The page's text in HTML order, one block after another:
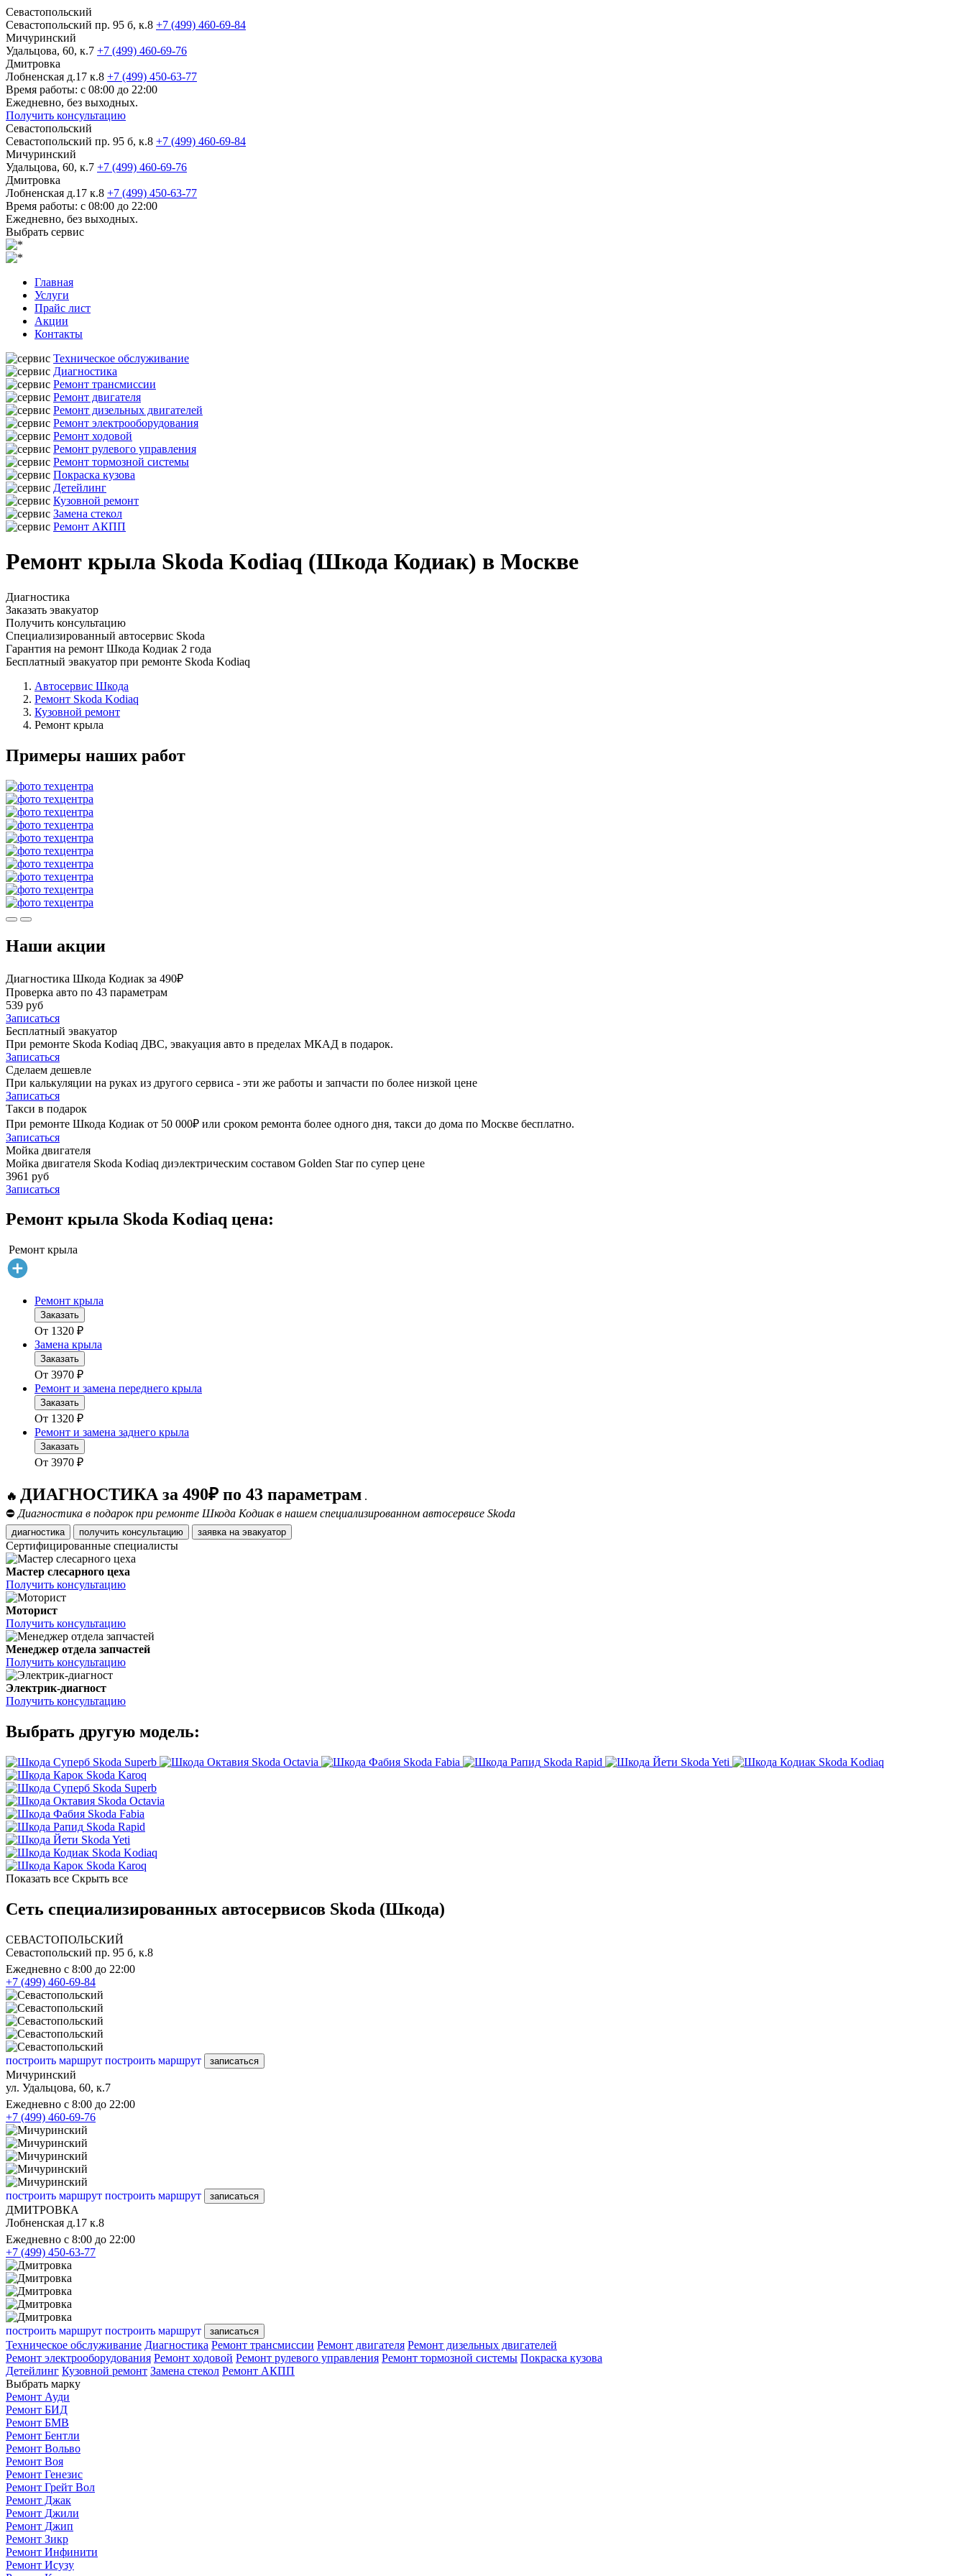
Севастопольский
Севастопольский пр. 95 б, к.8 +7 (499) 460-69-84
Мичуринский
Удальцова, 60, к.7 +7 (499) 460-69-76
Дмитровка
Лобненская д.17 к.8 +7 (499) 450-63-77
Время работы: с 08:00 до 22:00
Ежедневно, без выходных.
Получить консультацию
Севастопольский
Севастопольский пр. 95 б, к.8 +7 (499) 460-69-84
Мичуринский
Удальцова, 60, к.7 +7 (499) 460-69-76
Дмитровка
Лобненская д.17 к.8 +7 (499) 450-63-77
Время работы: с 08:00 до 22:00
Ежедневно, без выходных.
Выбрать сервис
Главная
Услуги
Прайс лист
Акции
Контакты
Техническое обслуживание
Диагностика
Ремонт трансмиссии
Ремонт двигателя
Ремонт дизельных двигателей
Ремонт электрооборудования
Ремонт ходовой
Ремонт рулевого управления
Ремонт тормозной системы
Покраска кузова
Детейлинг
Кузовной ремонт
Замена стекол
Ремонт АКПП
Ремонт крыла Skoda Kodiaq (Шкода Кодиак) в Москве
Диагностика
Заказать эвакуатор
Получить консультацию
Специализированный автосервис Skoda
Гарантия на ремонт Шкода Кодиак 2 года
Бесплатный эвакуатор при ремонте Skoda Kodiaq
Автосервис Шкода
Ремонт Skoda Kodiaq
Кузовной ремонт
Ремонт крыла
Примеры наших работ
Наши акции
Диагностика Шкода Кодиак за 490₽
Проверка авто по 43 параметрам
539 руб
Записаться
Бесплатный эвакуатор
При ремонте Skoda Kodiaq ДВС, эвакуация авто в пределах МКАД в подарок.
Записаться
Сделаем дешевле
При калькуляции на руках из другого сервиса - эти же работы и запчасти по более низкой цене
Записаться
Такси в подарок
При ремонте Шкода Кодиак от 50 000₽ или сроком ремонта более одного дня, такси до дома по Москве бесплатно.
Записаться
Мойка двигателя
Мойка двигателя Skoda Kodiaq диэлектрическим составом Golden Star по супер цене
3961 руб
Записаться
Ремонт крыла Skoda Kodiaq цена:
Ремонт крыла
Ремонт крыла
Заказать
От 1320 ₽
Замена крыла
Заказать
От 3970 ₽
Ремонт и замена переднего крыла
Заказать
От 1320 ₽
Ремонт и замена заднего крыла
Заказать
От 3970 ₽
🔥 ДИАГНОСТИКА за 490₽ по 43 параметрам .
⛔ Диагностика в подарок при ремонте Шкода Кодиак в нашем специализированном автосервисе Skoda
диагностика получить консультацию заявка на эвакуатор
Сертифицированные специалисты
Мастер слесарного цеха
Получить консультацию
Моторист
Получить консультацию
Менеджер отдела запчастей
Получить консультацию
Электрик-диагност
Получить консультацию
Выбрать другую модель:
Skoda Superb Skoda Octavia Skoda Fabia Skoda Rapid Skoda Yeti
Skoda Kodiaq
Skoda Karoq
Skoda Superb
Skoda Octavia
Skoda Fabia
Skoda Rapid
Skoda Yeti
Skoda Kodiaq
Skoda Karoq
Показать все Скрыть все
Сеть специализированных автосервисов Skoda (Шкода)
СЕВАСТОПОЛЬСКИЙ
Севастопольский пр. 95 б, к.8
Ежедневно с 8:00 до 22:00
+7 (499) 460-69-84
построить маршрут построить маршрут записаться
Мичуринский
ул. Удальцова, 60, к.7
Ежедневно с 8:00 до 22:00
+7 (499) 460-69-76
построить маршрут построить маршрут записаться
ДМИТРОВКА
Лобненская д.17 к.8
Ежедневно с 8:00 до 22:00
+7 (499) 450-63-77
построить маршрут построить маршрут записаться
Техническое обслуживание Диагностика Ремонт трансмиссии Ремонт двигателя Ремонт дизельных двигателей
Ремонт электрооборудования Ремонт ходовой Ремонт рулевого управления Ремонт тормозной системы Покраска кузова
Детейлинг Кузовной ремонт Замена стекол Ремонт АКПП
Выбрать марку
Ремонт Ауди
Ремонт БИД
Ремонт БМВ
Ремонт Бентли
Ремонт Вольво
Ремонт Воя
Ремонт Генезис
Ремонт Грейт Вол
Ремонт Джак
Ремонт Джили
Ремонт Джип
Ремонт Зикр
Ремонт Инфинити
Ремонт Исузу